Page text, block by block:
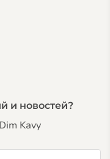
и новостей?
Kavy